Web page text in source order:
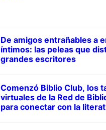
De amigos entrañables a
íntimos: las peleas que
grandes escritores
Comenzó Biblio Club, los
virtuales de la Red de
para conectar con la